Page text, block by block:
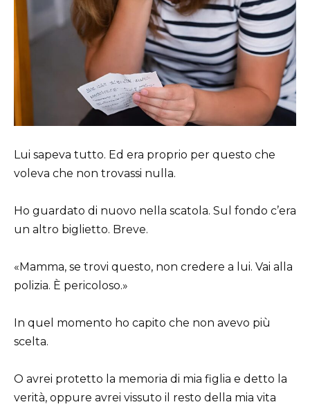
Lui sapeva tutto. Ed era proprio per questo che
voleva che non trovassi nulla.
Ho guardato di nuovo nella scatola. Sul fondo c’era
un altro biglietto. Breve.
«Mamma, se trovi questo, non credere a lui. Vai alla
polizia. È pericoloso.»
In quel momento ho capito che non avevo più
scelta.
O avrei protetto la memoria di mia figlia e detto la
verità, oppure avrei vissuto il resto della mia vita